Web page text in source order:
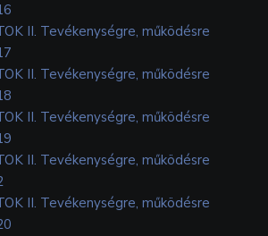
II. Tevékenységre, működésre
II. Tevékenységre, működésre
II. Tevékenységre, működésre
II. Tevékenységre, működésre
II. Tevékenységre, működésre